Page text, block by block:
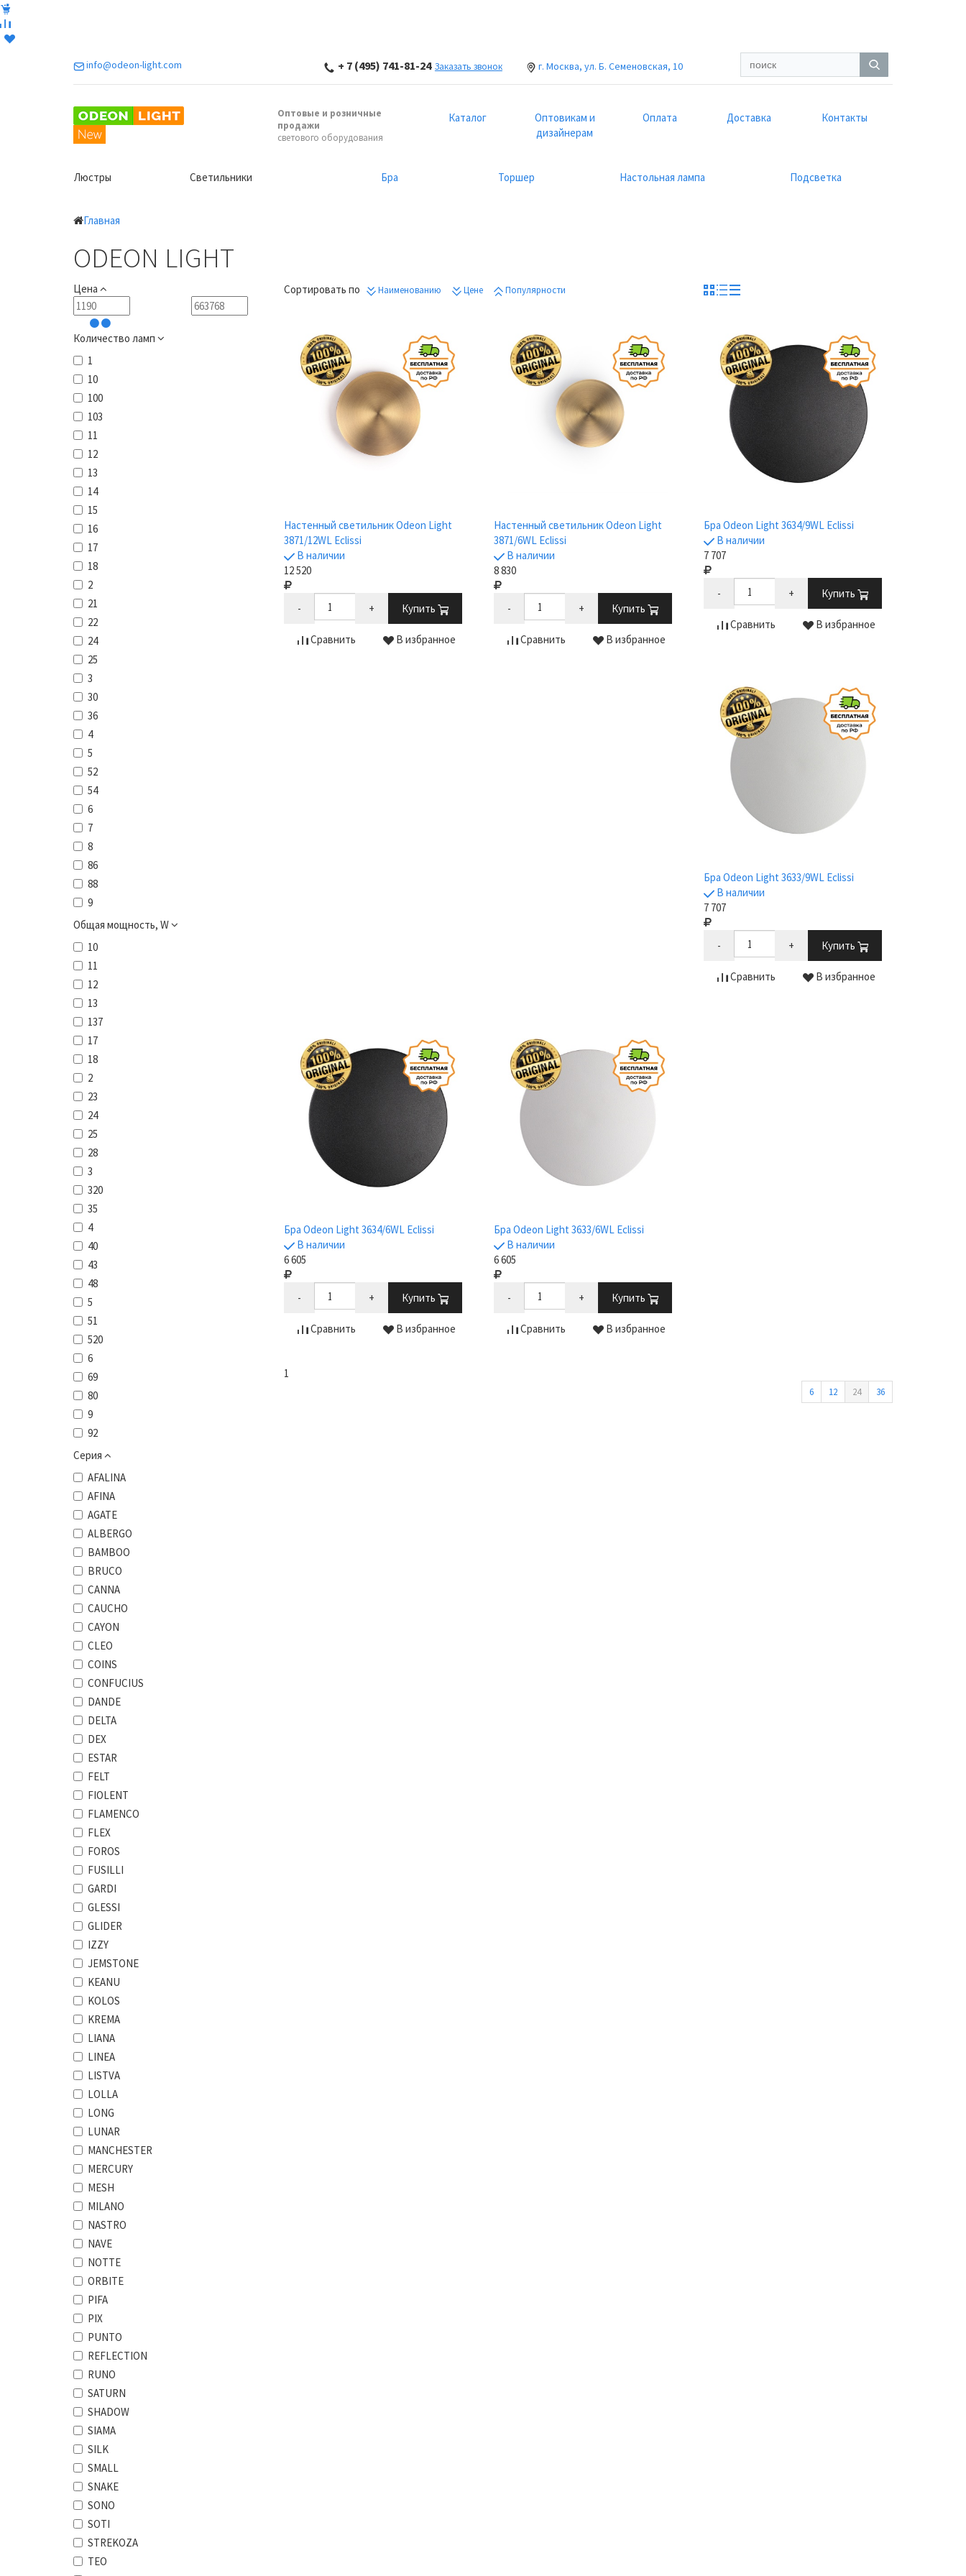
info@odeon-light.com + 7 (495) 741-81-24 Заказать звонок г. Москва, ул. Б. Семеновская, 10
Оптовые и розничные
продажи
светового оборудования
Каталог
Оптовикам и
дизайнерам
Оплата Доставка Контакты
Люстры Светильники Бра Торшер Настольная лампа Подсветка
Главная
ODEON LIGHT
Цена
Количество ламп
1
10
100
103
11
12
13
14
15
16
17
18
2
21
22
24
25
3
30
36
4
5
52
54
6
7
8
86
88
9
Общая мощность, W
10
11
12
13
137
17
18
2
23
24
25
28
3
320
35
4
40
43
48
5
51
520
6
69
80
9
92
Серия
AFALINA
AFINA
AGATE
ALBERGO
BAMBOO
BRUCO
CANNA
CAUCHO
CAYON
CLEO
COINS
CONFUCIUS
DANDE
DELTA
DEX
ESTAR
FELT
FIOLENT
FLAMENCO
FLEX
FOROS
FUSILLI
GARDI
GLESSI
GLIDER
IZZY
JEMSTONE
KEANU
KOLOS
KREMA
LIANA
LINEA
LISTVA
LOLLA
LONG
LUNAR
MANCHESTER
MERCURY
MESH
MILANO
NASTRO
NAVE
NOTTE
ORBITE
PIFA
PIX
PUNTO
REFLECTION
RUNO
SATURN
SHADOW
SIAMA
SILK
SMALL
SNAKE
SONO
SOTI
STREKOZA
TEO
Сортировать по Наименованию Цене Популярности
Настенный светильник Odeon Light
3871/12WL Eclissi
В наличии
12 520
- + Купить
Сравнить В избранное
Настенный светильник Odeon Light
3871/6WL Eclissi
В наличии
8 830
- + Купить
Сравнить В избранное
Бра Odeon Light 3634/9WL Eclissi
В наличии
7 707
- + Купить
Сравнить В избранное
Бра Odeon Light 3633/9WL Eclissi
В наличии
7 707
- + Купить
Сравнить В избранное
Бра Odeon Light 3634/6WL Eclissi
В наличии
6 605
- + Купить
Сравнить В избранное
Бра Odeon Light 3633/6WL Eclissi
В наличии
6 605
- + Купить
Сравнить В избранное
1
6 12 24 36